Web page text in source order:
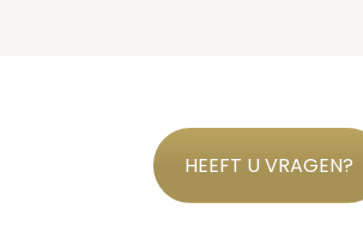
HEEFT U VRAGEN?